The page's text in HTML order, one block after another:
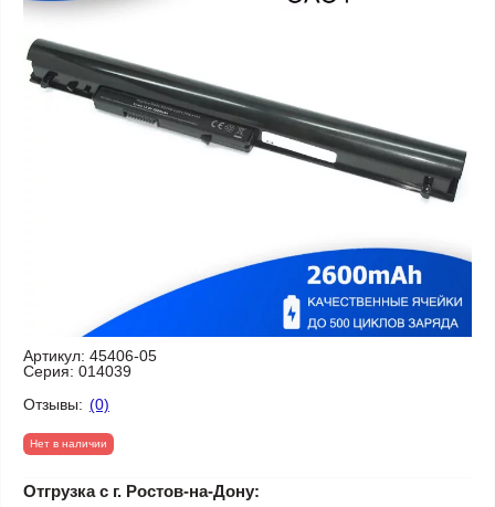
Артикул: 45406-05
Серия: 014039
Отзывы: (0)
Нет в наличии
Отгрузка с г. Ростов-на-Дону: